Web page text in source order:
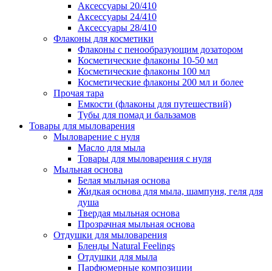
Аксессуары 20/410
Аксессуары 24/410
Аксессуары 28/410
Флаконы для косметики
Флаконы с пенообразующим дозатором
Косметические флаконы 10-50 мл
Косметические флаконы 100 мл
Косметические флаконы 200 мл и более
Прочая тара
Емкости (флаконы для путешествий)
Тубы для помад и бальзамов
Товары для мыловарения
Мыловарение с нуля
Масло для мыла
Товары для мыловарения с нуля
Мыльная основа
Белая мыльная основа
Жидкая основа для мыла, шампуня, геля для
душа
Твердая мыльная основа
Прозрачная мыльная основа
Отдушки для мыловарения
Бленды Natural Feelings
Отдушки для мыла
Парфюмерные композиции